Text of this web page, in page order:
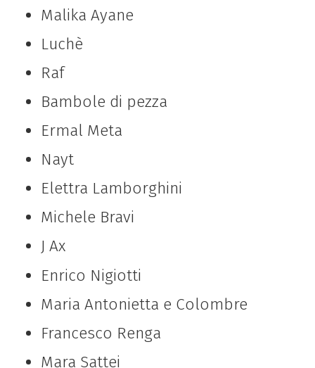
Malika Ayane
Luchè
Raf
Bambole di pezza
Ermal Meta
Nayt
Elettra Lamborghini
Michele Bravi
J Ax
Enrico Nigiotti
Maria Antonietta e Colombre
Francesco Renga
Mara Sattei